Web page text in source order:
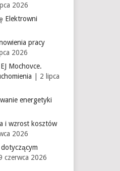
2026
Elektrowni
pracy
2026
Mochovce.
| 2 lipca
energetyki
i wzrost kosztów
2026
dotyczącym
czerwca 2026